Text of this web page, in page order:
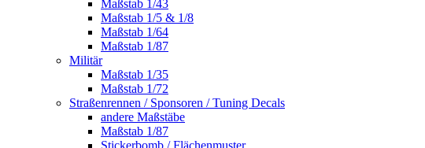
Maßstab 1/43
Maßstab 1/5 & 1/8
Maßstab 1/64
Maßstab 1/87
Militär
Maßstab 1/35
Maßstab 1/72
Straßenrennen / Sponsoren / Tuning Decals
andere Maßstäbe
Maßstab 1/87
Stickerbomb / Flächenmuster